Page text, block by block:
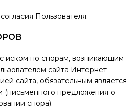
Пользователя.
иском по спорам, возникающим
сайта Интернет-
сайта, обязательным является
(письменного предложения о
спора).